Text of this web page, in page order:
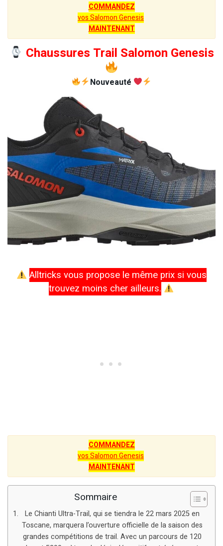
COMMANDEZ
vos Salomon Genesis
MAINTENANT
Chaussures Trail Salomon Genesis
Nouveauté
Alltricks vous propose le même prix si vous
trouvez moins cher ailleurs.
COMMANDEZ
vos Salomon Genesis
MAINTENANT
Sommaire
Le Chianti Ultra-Trail, qui se tiendra le 22 mars 2025 en
Toscane, marquera l’ouverture officielle de la saison des
grandes compétitions de trail. Avec un parcours de 120